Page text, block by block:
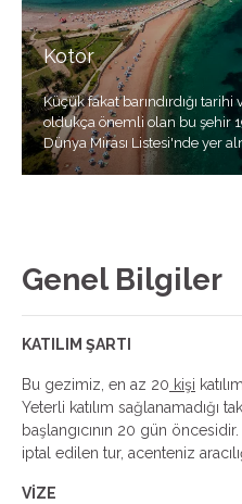
Kotor
Küçük fakat barındırdığı
oldukça önemli olan bu şehir
Dünya Mirası Listesi'nde yer
Genel Bilgiler
KATILIM ŞARTI
Bu gezimiz, en az 20 kişi
Yeterli katılım sağlanamadığı
başlangıcının 20 gün
iptal edilen tur, acenteniz
VİZE